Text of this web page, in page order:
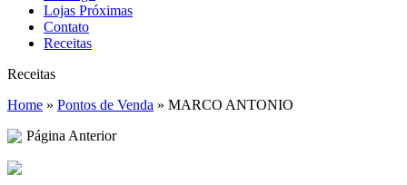
Lojas Próximas
Contato
Receitas
Receitas
Home » Pontos de Venda » MARCO ANTONIO
Página Anterior